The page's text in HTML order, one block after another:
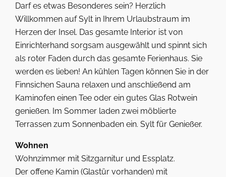
Darf es etwas Besonderes sein? Herzlich
Willkommen auf Sylt in Ihrem Urlaubstraum im
Herzen der Insel. Das gesamte Interior ist von
Einrichterhand sorgsam ausgewählt und spinnt sich
als roter Faden durch das gesamte Ferienhaus. Sie
werden es lieben! An kühlen Tagen können Sie in der
Finnsichen Sauna relaxen und anschließend am
Kaminofen einen Tee oder ein gutes Glas Rotwein
genießen. Im Sommer laden zwei möblierte
Terrassen zum Sonnenbaden ein. Sylt für Genießer.
Wohnen
Wohnzimmer mit Sitzgarnitur und Essplatz.
Der offene Kamin (Glastür vorhanden) mit